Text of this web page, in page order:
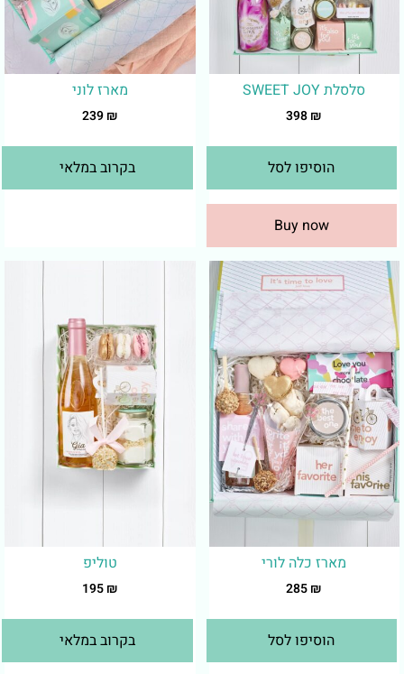
סלסלת SWEET JOY
398₪
הוסיפו לסל
Buy now
מארז לוני
239₪
בקרוב במלאי
מארז כלה לורי
285₪
הוסיפו לסל
טוליפ
195₪
בקרוב במלאי